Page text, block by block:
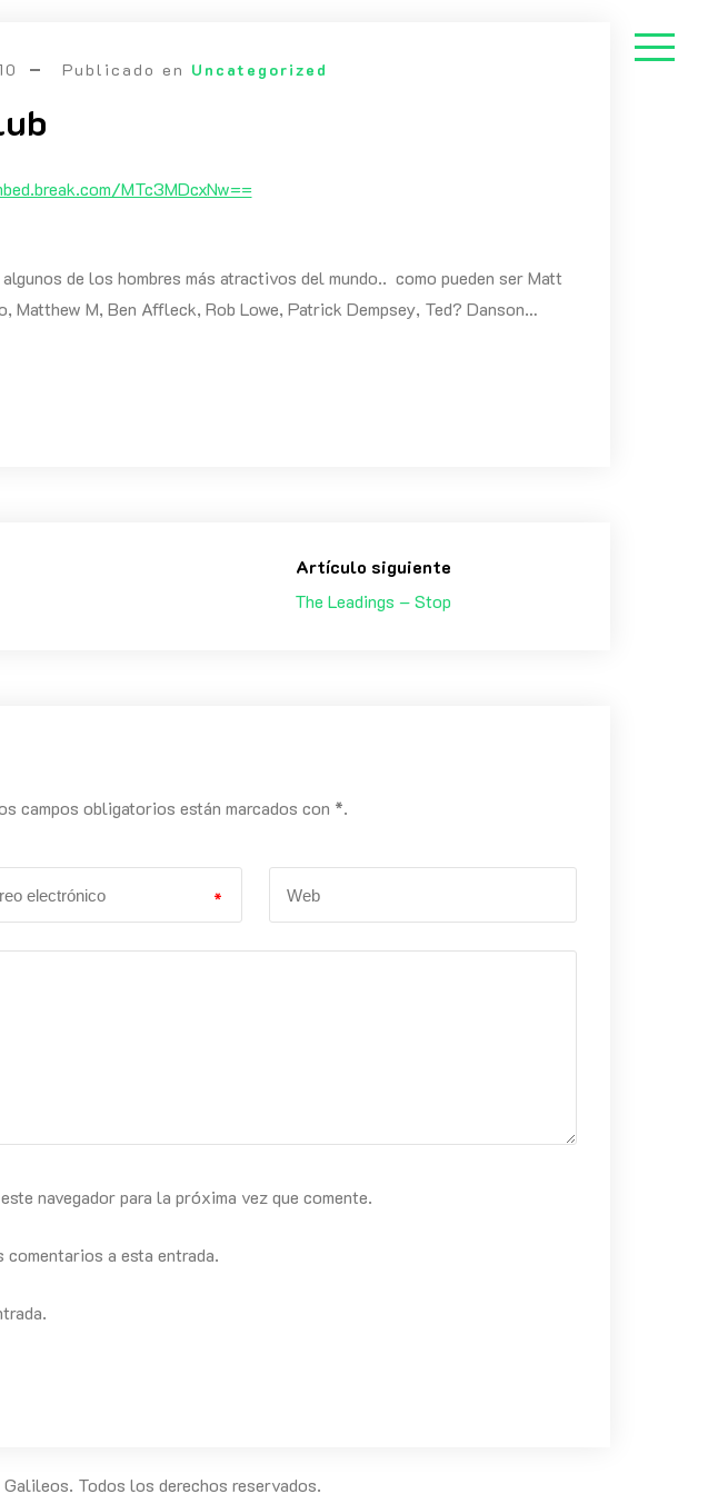
Publicado en Uncategorized
MTc3MDcxNw==
de los hombres más atractivos del mundo.. como pueden serMatt
Matthew M, Ben Affleck, Rob Lowe, Patrick Dempsey, Ted? Danson…
Artículo siguiente
The Leadings – Stop
campos obligatorios están marcados con *.
*
navegador para la próxima vez que comente.
a esta entrada.
Todos los derechos reservados.